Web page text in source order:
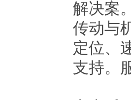
解决案
传动与
定位、
支持。